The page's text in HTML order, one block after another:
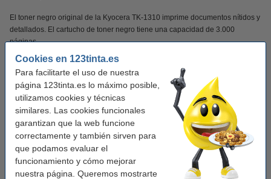
Cookies en 123tinta.es
Para facilitarte el uso de nuestra
página 123tinta.es lo máximo posible,
utilizamos cookies y técnicas
similares. Las cookies funcionales
garantizan que la web funcione
correctamente y también sirven para
que podamos evaluar el
funcionamiento y cómo mejorar
nuestra página. Queremos mostrarte
El toner negro original de la Kyocera TK-1310 imprime documentos nítidos y
detallados. El cartucho de toner negro tiene una capacidad de 3.000
páginas.
Características
Tipo: toner
negro
Capacidad: ± 3.000 páginas